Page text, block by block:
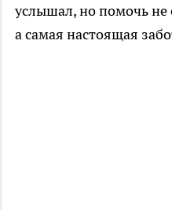
услышал, но помочь не
а самая настоящая